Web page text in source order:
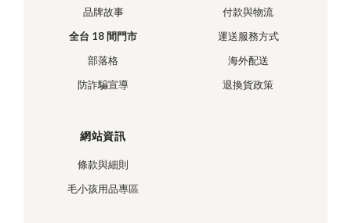
品牌故事
全台 18 間門市
部落格
防詐騙宣導
付款與物流
運送服務方式
海外配送
退換貨政策
網站資訊
條款與細則
毛小孩用品專區